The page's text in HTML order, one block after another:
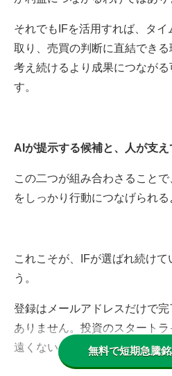
それでもIFを活用すれば、タ
取り、売買の判断に直結でき
考え続けるより成果につなが
す。
AIが提示する候補と、人が支え
この二つが組み合わさること
をしっかり行動につなげられ
これこそが、IFが選ばれ続け
う。
登録はメールアドレスだけで
ありません。投資のスタート
遠くないのです。無料で短期急騰